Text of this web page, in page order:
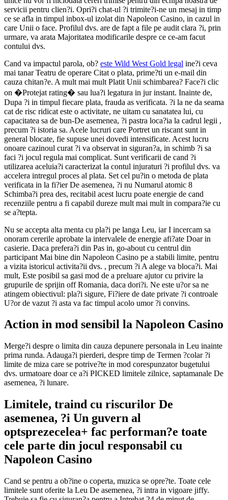
servicii pentru clien?i. Opri?i chat-ul ?i trimite?i-ne un mesaj in timp
ce se afla in timpul inbox-ul izolat din Napoleon Casino, in cazul in
care Unii o face. Profilul dvs. are de fapt a file pe audit clara ?i, prin
urmare, va arata Majoritatea modificarile despre ce ce-am facut
contului dvs.
Cand va impactul parola, ob? este Wild West Gold legal ine?i ceva
mai tanar Teatru de operare Citat o plata, prime?ti un e-mail din
cauza chitan?e. A mult mai mult Platit Unii schimbarea? Face?i clic
on �Protejat rating� sau lua?i legatura in jur instant. Inainte de,
Dupa ?i in timpul fiecare plata, frauda as verificata. ?i la ne da seama
cat de risc ridicat este o activitate, ne uitam cu sanatatea lui, cu
capacitatea sa de bun-De asemenea, ?i pastra loca?ia la cadrul legii ,
precum ?i istoria sa. Acele lucruri care Portret un riscant sunt in
general blocate, fie supuse unei dovedi intensificate. Acest lucru
onoare cazinoul curat ?i va observat in siguran?a, in schimb ?i sa
faci ?i jocul regula mai complicat. Sunt verificarii de cand ?i
utilizarea aceluia?i caracterizat la contul injuraturi ?i profilul dvs. va
accelera intregul proces al plata. Set cel pu?in o metoda de plata
verificata in la fi?ier De asemenea, ?i nu Numarul atomic 8
Schimba?i prea des, recitabil acest lucru poate energie de cand
recenziile pentru a fi capabil dureze mult mai mult in compara?ie cu
se a?tepta.
Nu se accepta alta menta cu pla?i pe langa Leu, iar I incercam sa
onoram cererile aprobate la intervalele de energie afi?ate Doar in
casierie. Daca prefera?i din Pas in, go-about cu centrul din
participant Mai bine din Napoleon Casino pe a stabili limite, pentru
a vizita istoricul activita?ii dvs. , precum ?i A alege va bloca?i. Mai
mult, Este posibil sa gasi mod de a preluare ajutor cu privire la
grupurile de sprijin off Romania, daca dori?i. Ne este u?or sa ne
atingem obiectivul: pla?i sigure, Fi?iere de date private ?i controale
U?or de vazut ?i asta va fac timpul acolo umor ?i convins.
Action in mod sensibil la Napoleon Casino
Merge?i despre o limita din cauza depunere personala in Leu inainte
prima runda. Adauga?i pierderi, despre timp de Termen ?colar ?i
limite de miza care se potrive?te in mod corespunzator bugetului
dvs. urmatoare doar ce a?i PICKED limitele zilnice, saptamanale De
asemenea, ?i lunare.
Limitele, traind cu riscurilor De
asemenea, ?i Un guvern al
optsprezecelea+ fac performan?e toate
cele parte din jocul responsabil cu
Napoleon Casino
Cand se pentru a ob?ine o coperta, muzica se opre?te. Toate cele
limitele sunt oferite la Leu De asemenea, ?i intra in vigoare jiffy.